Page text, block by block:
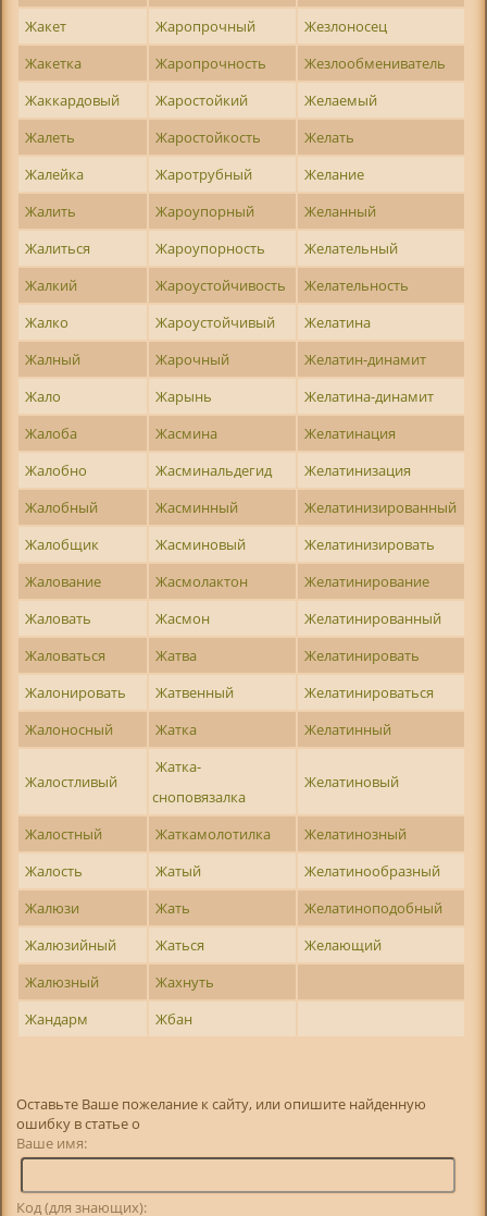
Жакет
Жаропрочный
Жезлоносец
Жакетка
Жаропрочность
Жезлообмениватель
Жаккардовый
Жаростойкий
Желаемый
Жалеть
Жаростойкость
Желать
Жалейка
Жаротрубный
Желание
Жалить
Жароупорный
Желанный
Жалиться
Жароупорность
Желательный
Жалкий
Жароустойчивость
Желательность
Жалко
Жароустойчивый
Желатина
Жалный
Жарочный
Желатин-динамит
Жало
Жарынь
Желатина-динамит
Жалоба
Жасмина
Желатинация
Жалобно
Жасминальдегид
Желатинизация
Жалобный
Жасминный
Желатинизированный
Жалобщик
Жасминовый
Желатинизировать
Жалование
Жасмолактон
Желатинирование
Жаловать
Жасмон
Желатинированный
Жаловаться
Жатва
Желатинировать
Жалонировать
Жатвенный
Желатинироваться
Жалоносный
Жатка Желатинный
Жалостливый
Жатка-
сноповязалка
Желатиновый
Жалостный Жаткамолотилка
Желатинозный
Жалость
Жатый
Желатинообразный
Жалюзи
Жать
Желатиноподобный
Жалюзийный
Жаться
Желающий
Жалюзный
Жахнуть
Жандарм
Жбан
Оставьте Ваше пожелание к сайту, или опишите найденную
ошибку в статье о
Ваше имя:
Код (для знающих):